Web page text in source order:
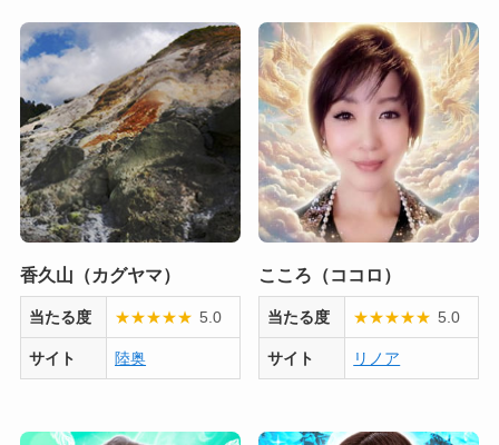
香久山（カグヤマ）
当たる度 ★★★★★ 5.0
サイト 陸奥
こころ（ココロ）
当たる度 ★★★★★ 5.0
サイト リノア